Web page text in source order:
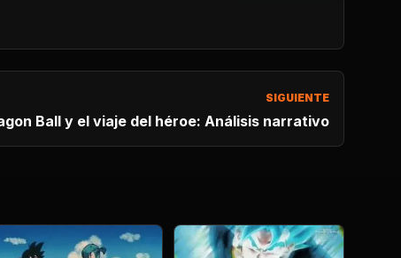
SIGUIENTE
Ball y el viaje del héroe: Análisis narrativo